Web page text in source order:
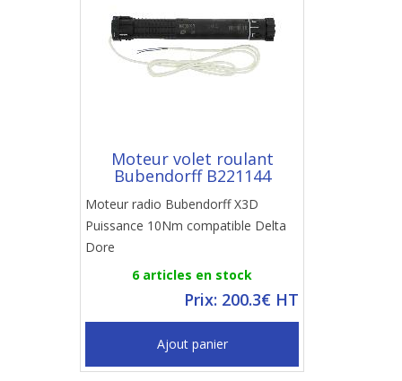
Moteur volet roulant
Bubendorff B221144
Moteur radio Bubendorff X3D
Puissance 10Nm compatible Delta
Dore
6 articles en stock
Prix: 200.3€ HT
Ajout panier